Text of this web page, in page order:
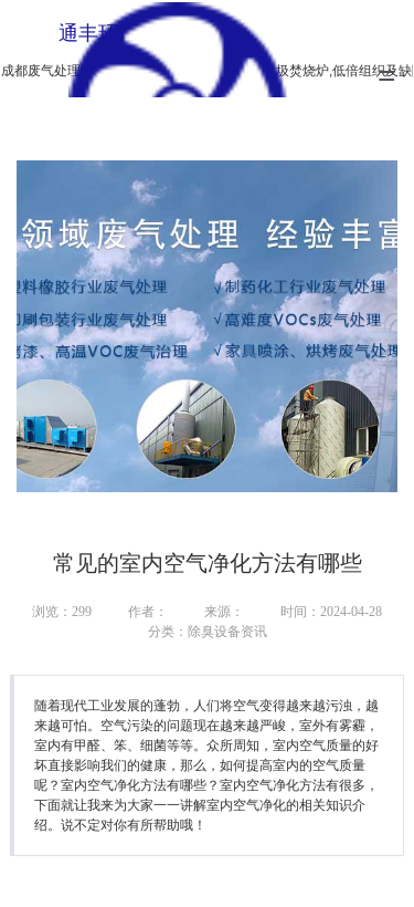
=
通丰环保
成都废气处理设备,生物除臭,垃圾燃烧炉,无烟垃圾焚烧炉,低倍组织及
常见的室内空气净化方法有哪些
浏览： 299 作者： 来源：
时间：2024-04-28
分类：除臭设备资讯
随着现代工业发展的蓬勃，人们将空气变得越来越污浊，越
来越可怕。空气污染的问题现在越来越严峻，室外有雾霾，
室内有甲醛、笨、细菌等等。众所周知，室内空气质量的好
坏直接影响我们的健康，那么，如何提高室内的空气质量
呢？室内空气净化方法有哪些？室内空气净化方法有很多，
下面就让我来为大家一一讲解室内空气净化的相关知识介
绍。说不定对你有所帮助哦！